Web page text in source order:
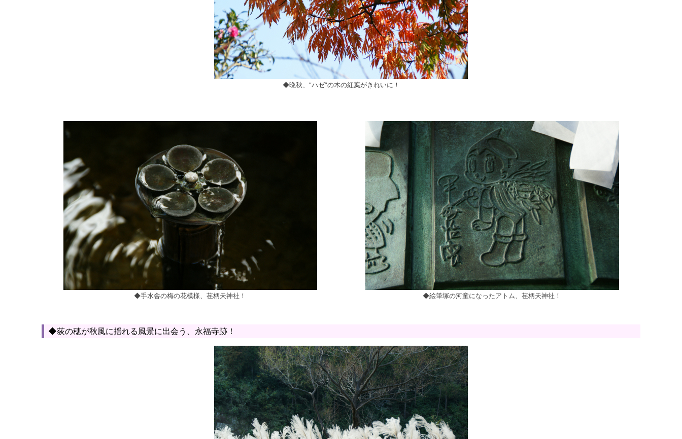
◆晩秋、”ハゼ”の木の紅葉がきれいに！
◆手水舎の梅の花模様、荏柄天神社！ ◆絵筆塚の河童になったアトム、荏柄天神社！
◆荻の穂が秋風に揺れる風景に出会う、永福寺跡！